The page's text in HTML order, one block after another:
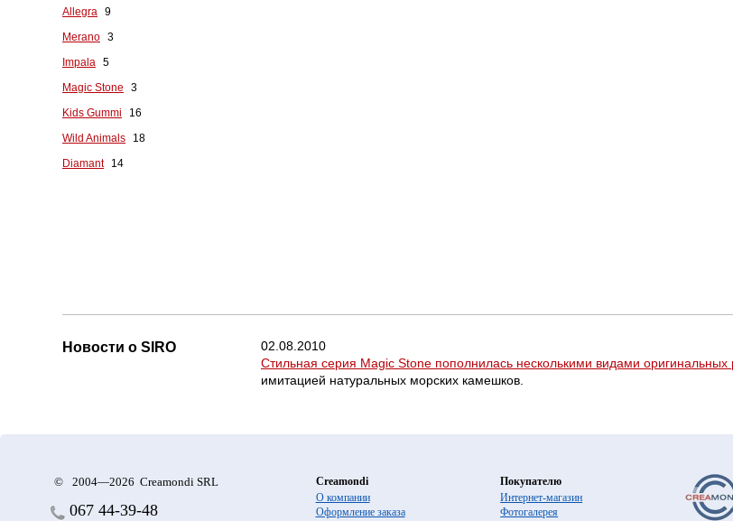
Allegra 9
Merano 3
Impala 5
Magic Stone
3
Kids Gummi
16
Wild Animals
18
Diamant
14
Новости о SIRO
02.08.2010
Стильная серия Magic Stone пополнилась несколькими видами оригинальных
имитацией натуральных морских камешков.
© 2004—2026 Creamondi SRL
067 44-39-48
Creamondi
О компании
Оформление заказа
Покупателю
Интернет-магазин
Фотогалерея